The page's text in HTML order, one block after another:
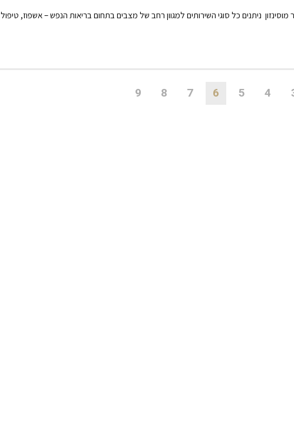
ניתנים כל סוגי השירותים למגוון רחב של מצבים בתחום בריאות הנפש – אשפוז, טיפול
4
5
6
7
8
9